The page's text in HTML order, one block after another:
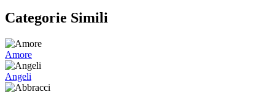
Categorie Simili
Amore
Angeli